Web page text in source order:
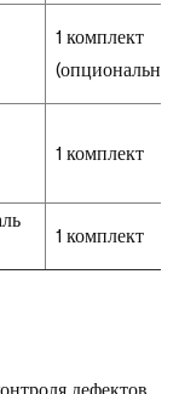
1 комплект
(опционально)
1 комплект
1 комплект